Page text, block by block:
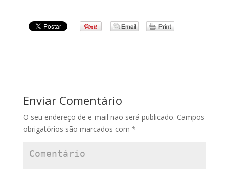
Enviar Comentário
O seu endereço de e-mail não será publicado. Campos
obrigatórios são marcados com *